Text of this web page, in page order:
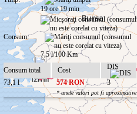
19 ore 19 min
Consum:
7,5 l/100 Km
Consum total
Cost
DIS
73,1 l
574 RON 3
* unele valori pot fi aproximative